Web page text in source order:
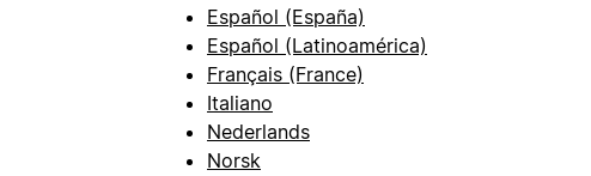
Español (España)
Español (Latinoamérica)
Français (France)
Italiano
Nederlands
Norsk